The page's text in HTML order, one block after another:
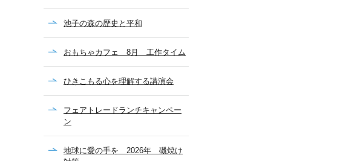
池子の森の歴史と平和
おもちゃカフェ 8月 工作タイム
ひきこもる心を理解する講演会
フェアトレードランチキャンペー
ン
地球に愛の手を 2026年 磯焼け